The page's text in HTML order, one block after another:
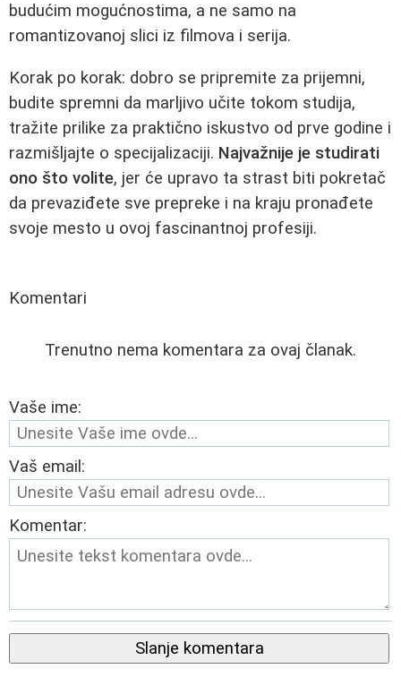
budućim mogućnostima, a ne samo na
romantizovanoj slici iz filmova i serija.
Korak po korak: dobro se pripremite za prijemni,
budite spremni da marljivo učite tokom studija,
tražite prilike za praktično iskustvo od prve godine i
razmišljajte o specijalizaciji. Najvažnije je studirati
ono što volite, jer će upravo ta strast biti pokretač
da prevaziđete sve prepreke i na kraju pronađete
svoje mesto u ovoj fascinantnoj profesiji.
Komentari
Trenutno nema komentara za ovaj članak.
Vaše ime:
Vaš email:
Komentar:
Slanje komentara